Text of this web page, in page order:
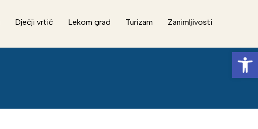
Dječji vrtić Lekom grad Turizam
Zanimljivosti